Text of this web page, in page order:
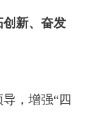
新、奋发
，增强“四